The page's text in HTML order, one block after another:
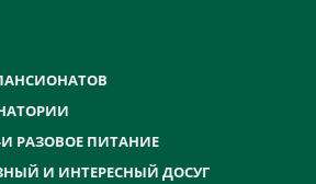
РАЗОВОЕ ПИТАНИЕ
И ИНТЕРЕСНЫЙ ДОСУГ